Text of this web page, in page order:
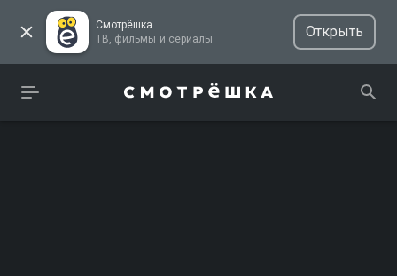
Смотрёшка
ТВ, фильмы и сериалы
Открыть